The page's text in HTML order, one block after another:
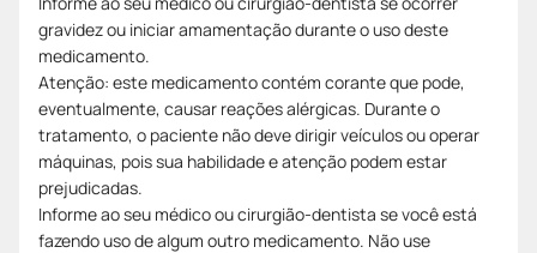
gravidez ou iniciar amamentação durante o uso deste
medicamento.
Atenção: este medicamento contém corante que pode,
eventualmente, causar reações alérgicas. Durante o
tratamento, o paciente não deve dirigir veículos ou operar
máquinas, pois sua habilidade e atenção podem estar
prejudicadas.
Informe ao seu médico ou cirurgião-dentista se você está
fazendo uso de algum outro medicamento. Não use